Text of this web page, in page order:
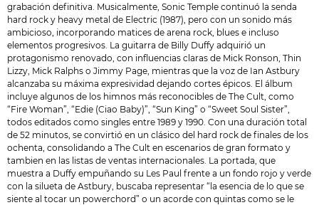
grabación definitiva. Musicalmente, Sonic Temple continuó la senda
hard rock y heavy metal de Electric (1987), pero con un sonido más
ambicioso, incorporando matices de arena rock, blues e incluso
elementos progresivos. La guitarra de Billy Duffy adquirió un
protagonismo renovado, con influencias claras de Mick Ronson, Thin
Lizzy, Mick Ralphs o Jimmy Page, mientras que la voz de Ian Astbury
alcanzaba su máxima expresividad dejando cortes épicos. El álbum
incluye algunos de los himnos más reconocibles de The Cult, como
“Fire Woman”, “Edie (Ciao Baby)”, “Sun King” o “Sweet Soul Sister”,
todos editados como singles entre 1989 y 1990. Con una duración total
de 52 minutos, se convirtió en un clásico del hard rock de finales de los
ochenta, consolidando a The Cult en escenarios de gran formato y
tambien en las listas de ventas internacionales. La portada, que
muestra a Duffy empuñando su Les Paul frente a un fondo rojo y verde
con la silueta de Astbury, buscaba representar “la esencia de lo que se
siente al tocar un powerchord” o un acorde con quintas como se le